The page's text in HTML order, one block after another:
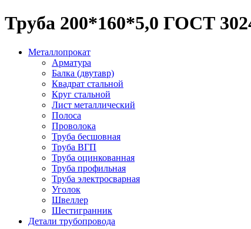
Труба 200*160*5,0 ГОСТ
Металлопрокат
Арматура
Балка (двутавр)
Квадрат стальной
Круг стальной
Лист металлический
Полоса
Проволока
Труба бесшовная
Труба ВГП
Труба оцинкованная
Труба профильная
Труба электросварная
Уголок
Швеллер
Шестигранник
Детали трубопровода